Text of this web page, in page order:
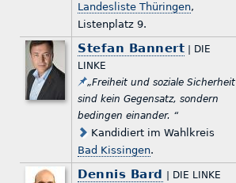
Landesliste Thüringen,
Listenplatz 9.
Stefan Bannert | DIE
LINKE
„Freiheit und soziale Sicherheit
sind kein Gegensatz, sondern
bedingen einander. “
Kandidiert im Wahlkreis
Bad Kissingen.
Dennis Bard
| DIE LINKE